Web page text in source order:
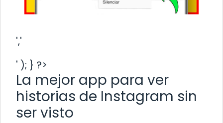
','
' ); } ?>
La mejor app para ver
historias de Instagram sin
ser visto